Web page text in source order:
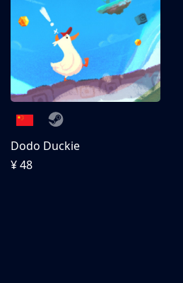
Dodo Duckie
¥ 48